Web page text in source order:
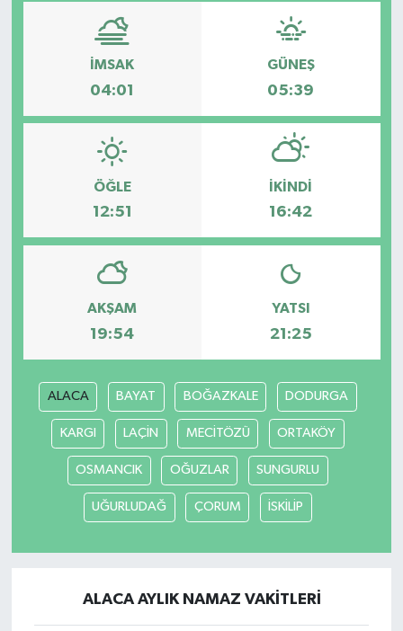
İMSAK
04:01
GÜNEŞ
05:39
ÖĞLE
12:51
İKINDI
16:42
AKŞAM
19:54
YATSI
21:25
ALACA BAYAT BOĞAZKALE DODURGA
KARGI LAÇİN MECİTÖZÜ ORTAKÖY
OSMANCIK OĞUZLAR SUNGURLU
UĞURLUDAĞ ÇORUM İSKİLİP
ALACA AYLIK NAMAZ VAKITLERI